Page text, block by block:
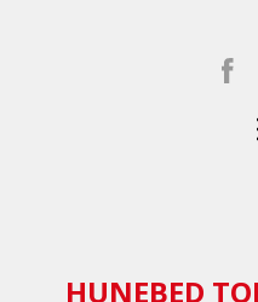
HUNEBED